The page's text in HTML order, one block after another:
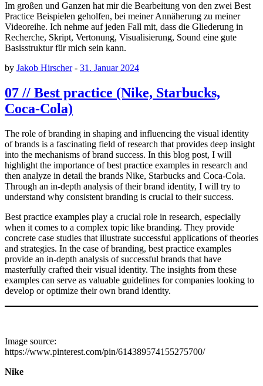
Im großen und Ganzen hat mir die Bearbeitung von den zwei Best
Practice Beispielen geholfen, bei meiner Annäherung zu meiner
Videoreihe. Ich nehme auf jeden Fall mit, dass die Gliederung in
Recherche, Skript, Vertonung, Visualisierung, Sound eine gute
Basisstruktur für mich sein kann.
by Jakob Hirscher- 31. Januar 2024
07 // Best practice (Nike, Starbucks,
Coca-Cola)
The role of branding in shaping and influencing the visual identity
of brands is a fascinating field of research that provides deep insight
into the mechanisms of brand success. In this blog post, I will
highlight the importance of best practice examples in research and
then analyze in detail the brands Nike, Starbucks and Coca-Cola.
Through an in-depth analysis of their brand identity, I will try to
understand why consistent branding is crucial to their success.
Best practice examples play a crucial role in research, especially
when it comes to a complex topic like branding. They provide
concrete case studies that illustrate successful applications of theories
and strategies. In the case of branding, best practice examples
provide an in-depth analysis of successful brands that have
masterfully crafted their visual identity. The insights from these
examples can serve as valuable guidelines for companies looking to
develop or optimize their own brand identity.
Image source:
https://www.pinterest.com/pin/614389574155275700/
Nike